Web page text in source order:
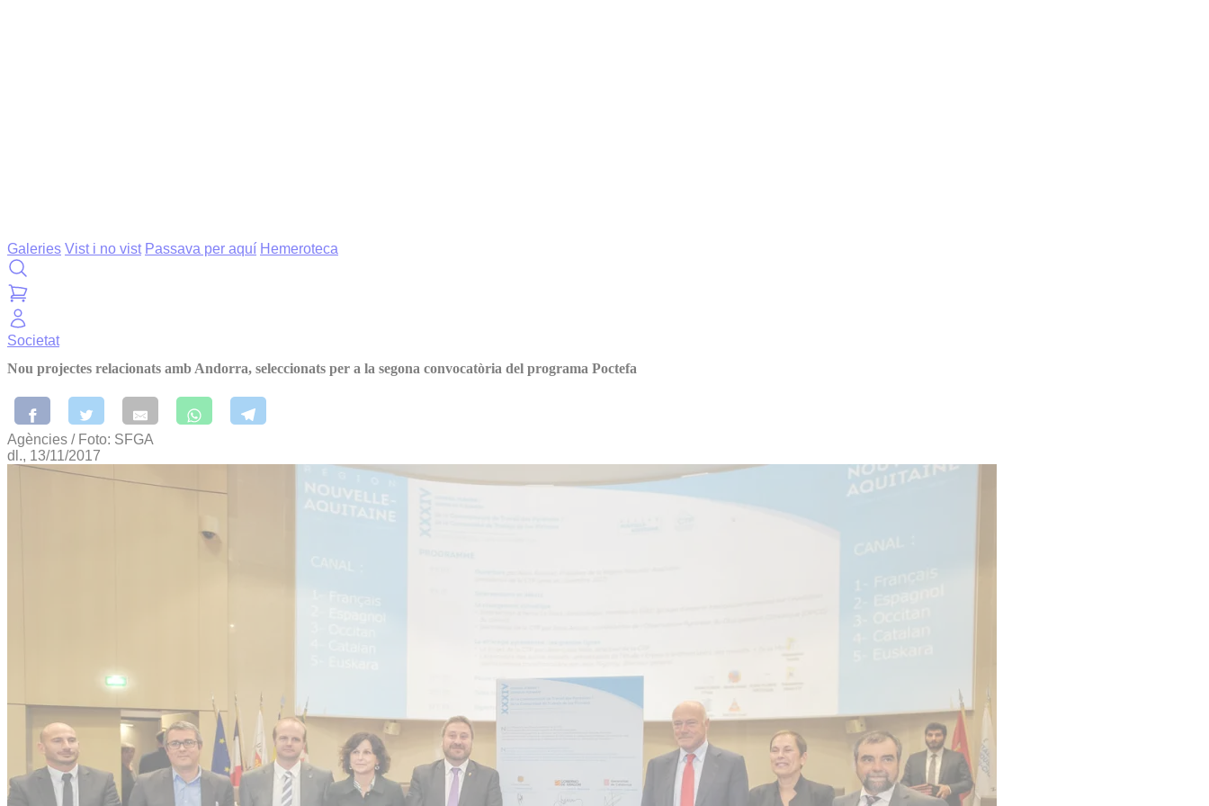
Galeries Vist i no vist Passava per aquí Hemeroteca
Societat
Nou projectes relacionats amb Andorra, seleccionats per a la segona convocatòria del programa Poctefa
Agències / Foto: SFGA
dl., 13/11/2017